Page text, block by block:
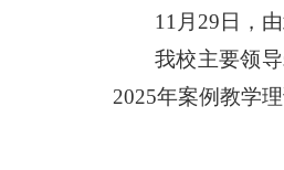
11月29日，
我校主要领
2025年案例教学